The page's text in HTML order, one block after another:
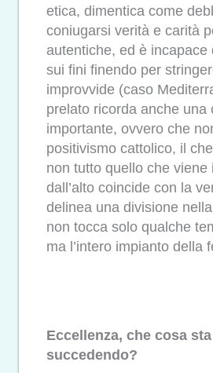
etica, dimentica come
coniugarsi verità e carità
autentiche, ed è incapace
sui fini finendo per
improvvide (caso
prelato ricorda anche una
importante, ovvero che
positivismo cattolico, il
non tutto quello che viene
dall’alto coincide con la
delinea una divisione
non tocca solo qualche
ma l’intero impianto della
Eccellenza, che cosa sta
succedendo?